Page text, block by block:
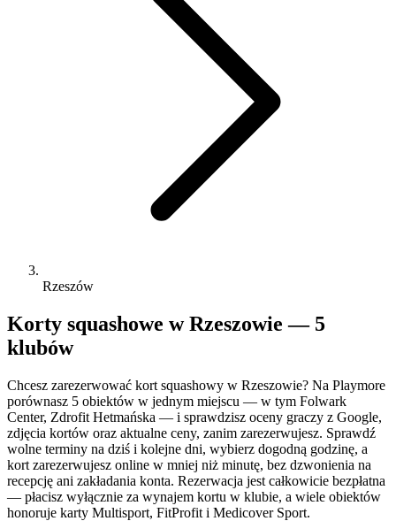
Rzeszów
Korty squashowe w Rzeszowie — 5
klubów
Chcesz zarezerwować kort squashowy w Rzeszowie? Na Playmore
porównasz 5 obiektów w jednym miejscu — w tym Folwark
Center, Zdrofit Hetmańska — i sprawdzisz oceny graczy z Google,
zdjęcia kortów oraz aktualne ceny, zanim zarezerwujesz. Sprawdź
wolne terminy na dziś i kolejne dni, wybierz dogodną godzinę, a
kort zarezerwujesz online w mniej niż minutę, bez dzwonienia na
recepcję ani zakładania konta. Rezerwacja jest całkowicie bezpłatna
— płacisz wyłącznie za wynajem kortu w klubie, a wiele obiektów
honoruje karty Multisport, FitProfit i Medicover Sport.